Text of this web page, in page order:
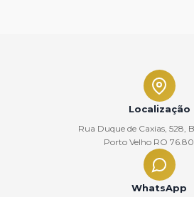
Localização
Rua Duque de Caxias, 528,
Porto Velho RO
WhatsApp